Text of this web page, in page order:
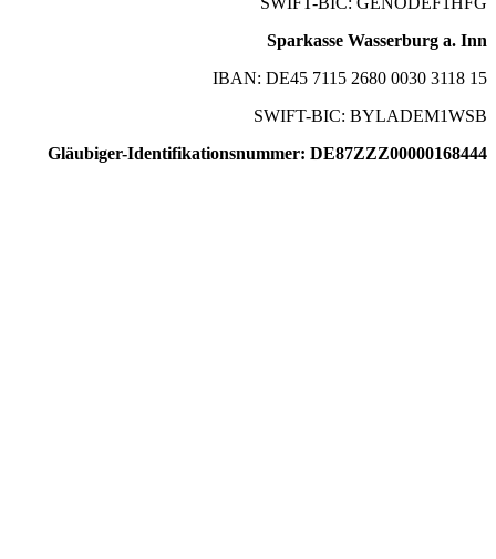
Sparkasse Wasserburg a. Inn
IBAN: DE45 7115 2680 0030 3118 15
SWIFT-BIC: BYLADEM1WSB
Gläubiger-Identifikationsnummer: DE87ZZZ00000168444